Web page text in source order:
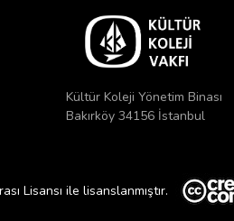
Kültür Koleji Yönetim Binası
Bakırköy 34156 İstanbul
Lisansı ile lisanslanmıştır.